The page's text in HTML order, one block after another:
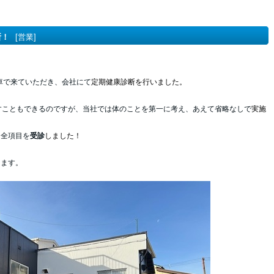
[営業]
来ていただき、会社にて定期健康診断を行いました。
ともできるのですが、当社では体のことを第一に考え、あえて省略なしで実施
項目を受診しました！
す。